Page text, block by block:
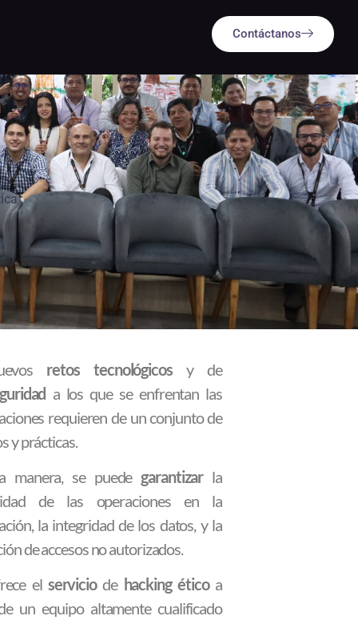
optimizar sus operaciones y
Contáctanos
retos tecnológicosy de
a los que se enfrentan las
requieren de un conjunto de
y prácticas.
manera, se puede garantizarla
de las operaciones en la
la integridad de los datos, y la
de accesos no autorizados.
el serviciode hacking éticoa
un equipo altamente cualificado